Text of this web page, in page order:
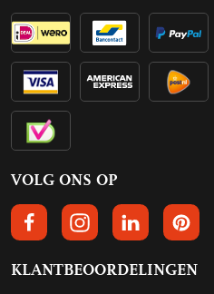
VOLG ONS OP
VOLGS ONS OP FACEBOOK
VOLG ONS OP
VOLG ONS
KLANTBEOORDELINGEN